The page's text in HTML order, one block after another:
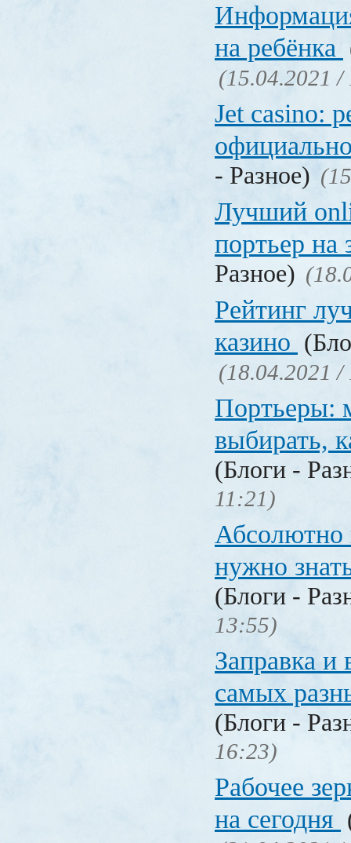
на ребёнка
(15.04.2021 /
Jet casino:
- Разное)
Лучший
портьер на
Разное)
Рейтинг
казино
(18.04.2021 /
Портьеры:
выбирать,
(Блоги -
11:21)
Абсолютно
нужно
(Блоги -
13:55)
Заправка и
самых
(Блоги -
16:23)
Рабочее
на сегодня